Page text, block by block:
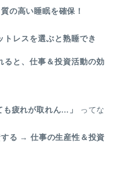
の高い睡眠を確保！
トレスを選ぶと熟睡でき
ると、仕事＆投資活動の効
も疲れが取れん…」
ってな
する → 仕事の生産性＆投資